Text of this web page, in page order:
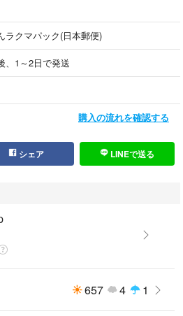
ラクマパック(日本郵便)
、1～2日で発送
購入の流れを確認する
シェア LINEで送る
657 4 1